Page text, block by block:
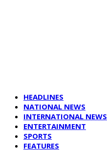
HEADLINES
NATIONAL NEWS
INTERNATIONAL NEWS
ENTERTAINMENT
SPORTS
FEATURES